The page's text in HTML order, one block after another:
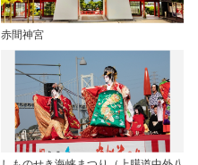
赤間神宮